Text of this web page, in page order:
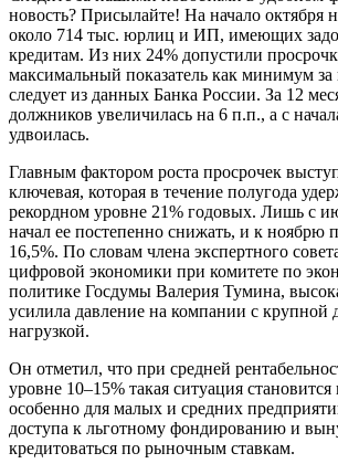
новость? Присылайте! На начало октября
около 714 тыс. юрлиц и ИП, имеющих
кредитам. Из них 24% допустили
максимальный показатель как минимум за
следует из данных Банка России. За 12
должников увеличилась на 6 п.п., а с
удвоилась.
Главным фактором роста просрочек
ключевая, которая в течение полугода
рекордном уровне 21% годовых. Лишь с
начал ее постепенно снижать, и к ноябрю
16,5%. По словам члена экспертного
цифровой экономики при комитете по
политике Госдумы Валерия Тумина,
усилила давление на компании с крупной
нагрузкой.
Он отметил, что при средней
уровне 10–15% такая ситуация становится
особенно для малых и средних
доступа к льготному фондированию и
кредитоваться по рыночным ставкам.